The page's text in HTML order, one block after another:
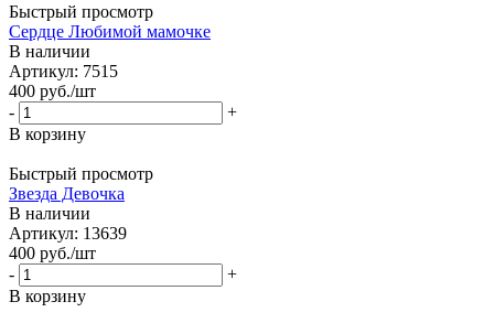
Быстрый просмотр
Сердце Любимой мамочке
В наличии
Артикул: 7515
400 руб./шт
-
+
В корзину
Быстрый просмотр
Звезда Девочка
В наличии
Артикул: 13639
400 руб./шт
-
+
В корзину